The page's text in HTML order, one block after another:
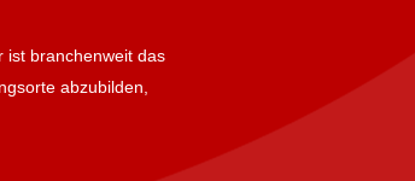
ist branchenweit das
abzubilden,